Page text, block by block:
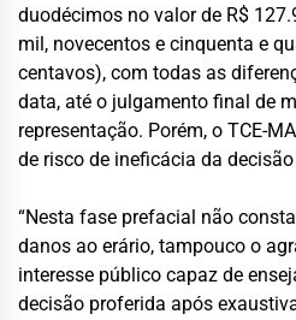
duodécimos no valor de R$
mil, novecentos e cinquenta e
centavos), com todas as
data, até o julgamento final de
representação. Porém, o TCE-
de risco de ineficácia da
“Nesta fase prefacial não
danos ao erário, tampouco o
interesse público capaz de
decisão proferida após